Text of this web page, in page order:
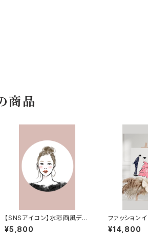
商品
【SNSアイコン】水彩画風デジ
タル似顔絵イラスト | 水彩画
¥5,800
ファッション
が描くオシャ
¥14,800